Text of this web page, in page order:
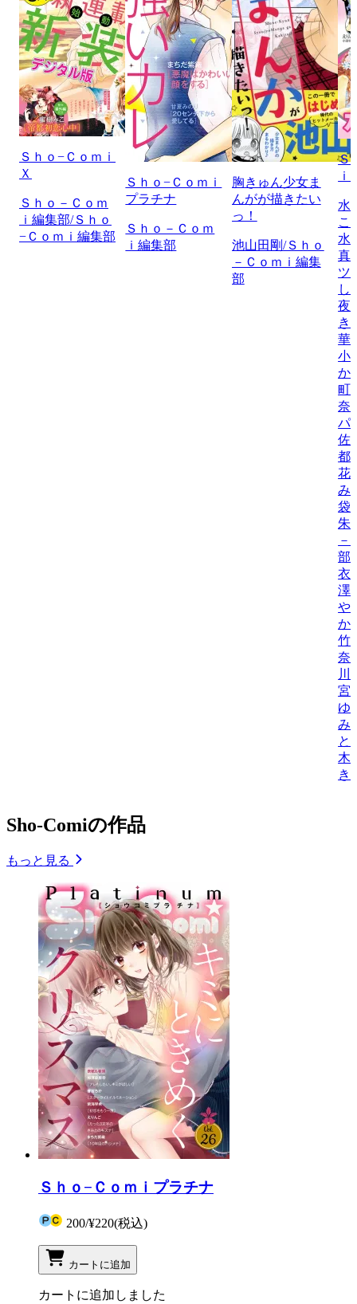
Ｓｈｏ−Ｃｏｍｉ
Ｘ
Ｓｈｏ－Ｃｏｍ
ｉ編集部/Ｓｈｏ
−Ｃｏｍｉ編集部
Ｓｈｏ−Ｃｏｍｉ
プラチナ
Ｓｈｏ－Ｃｏｍ
ｉ編集部
胸きゅん少女ま
んがが描きたい
っ！
池山田剛/Ｓｈｏ
－Ｃｏｍｉ編集
部
Ｓ
水
こ
水
真
ツ
し
夜
き
華
小
か
町
奈/
パ
佐
都
花
み
袋
朱
－
部/
衣
澤
や
か
竹
奈
川
宮
ゆ
み
と
木
き
Sho-Comiの作品
もっと見る
Ｓｈｏ−Ｃｏｍｉプラチナ
200/¥220(税込)
カートに追加
カートに追加しました